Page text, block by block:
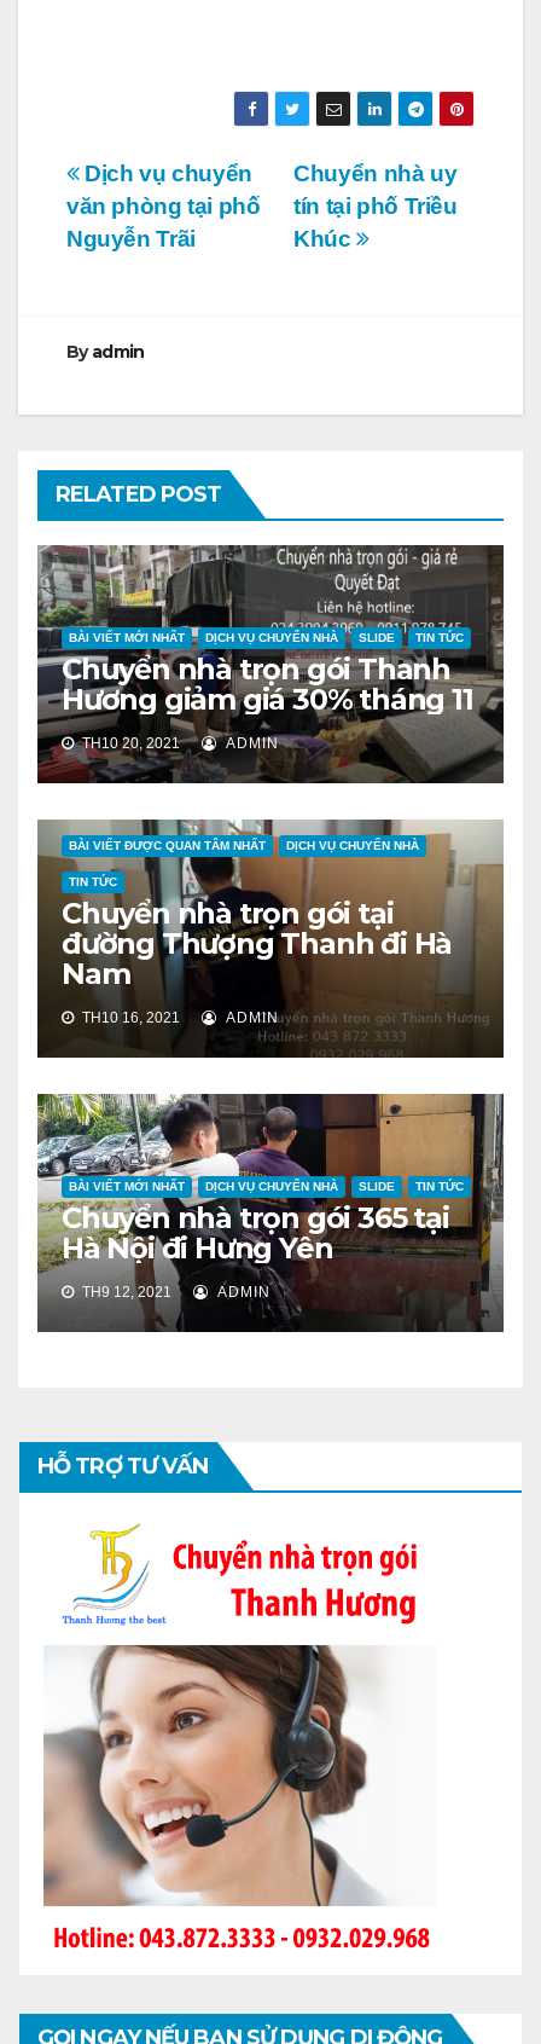
Điều
hướng
viết
Chuyển nhà uy
tín tại phố Triều
Khúc
Dịch vụ chuyển
văn phòng tại phố
Nguyễn Trãi
Byadmin
RELATED POST
BÀI VIẾT MỚI NHẤT DỊCH VỤ CHUYỂN NHÀ SLIDE TIN TỨC
Chuyển nhà trọn gói Thanh
Hương giảm giá 30% tháng 11
TH10 20, 2021 ADMIN
BÀI VIẾT ĐƯỢC QUAN TÂM NHẤT DỊCH VỤ CHUYỂN NHÀ
TIN TỨC
Chuyển nhà trọn gói tại
đường Thượng Thanh đi Hà
Nam
TH10 16, 2021 ADMIN
BÀI VIẾT MỚI NHẤT DỊCH VỤ CHUYỂN NHÀ SLIDE TIN TỨC
Chuyển nhà trọn gói 365 tại
Hà Nội đi Hưng Yên
TH9 12, 2021 ADMIN
HỖ TRỢ TƯ VẤN
GỌI NGAY NẾU BẠN SỬ DỤNG DI ĐỘNG